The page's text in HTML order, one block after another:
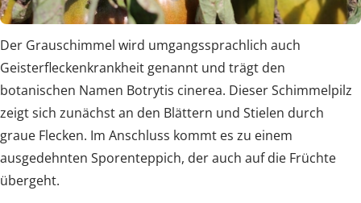
Der Grauschimmel wird umgangssprachlich auch
Geisterfleckenkrankheit genannt und trägt den
botanischen Namen Botrytis cinerea. Dieser Schimmelpilz
zeigt sich zunächst an den Blättern und Stielen durch
graue Flecken. Im Anschluss kommt es zu einem
ausgedehnten Sporenteppich, der auch auf die Früchte
übergeht.